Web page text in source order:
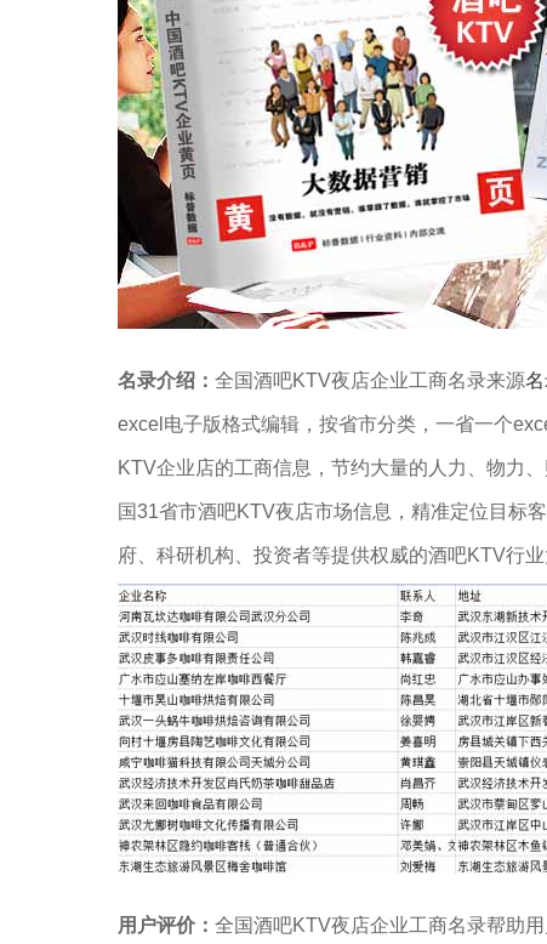
名录介绍： 全国酒吧KTV夜店企业工商名录来源
excel电子版格式编辑，按省市分类，一省一个
KTV企业店的工商信息，节约大量的人力、物力
国31省市酒吧KTV夜店市场信息，精准定位目标
府、科研机构、投资者等提供权威的酒吧KTV行业
用户评价： 全国酒吧KTV夜店企业工商名录帮助